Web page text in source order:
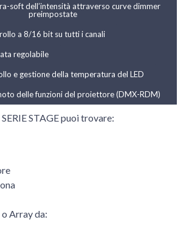
soft dell’intensità attraverso curve dimmer
preimpostate
a 8/16 bit su tutti i canali
regolabile
e gestione della temperatura del LED
delle funzioni del proiettore (DMX-RDM)
STAGE puoi trovare:
Array da: